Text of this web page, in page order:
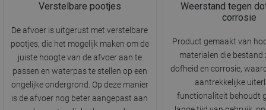
Verstelbare pootjes
De afvoer is uitgerust met verstelbare
pootjes, die het mogelijk maken om de
juiste hoogte van de afvoer aan te
passen en waterpas te stellen op een
ongelijke ondergrond. Op deze manier
is de afvoer nog beter aangepast aan
Weerstand tegen
corrosie
Product gemaakt van
materialen die bestand
dofheid en corrosie,
aantrekkelijke
functionaliteit behoudt